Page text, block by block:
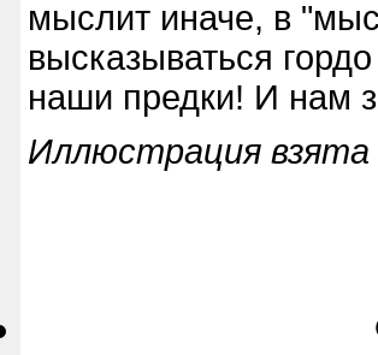
мыслит иначе, в
высказываться
наши предки! И нам
Иллюстрация